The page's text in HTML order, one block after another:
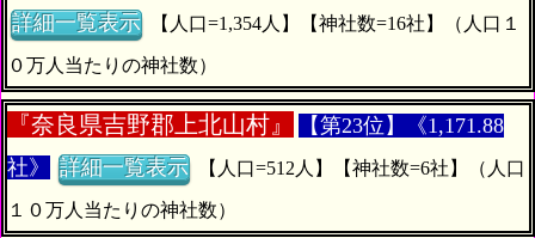
詳細一覧表示
０万人当たりの神社数）
『奈良県吉野郡上北山村』
【第23位】《1,171.88
社》
詳細一覧表示
１０万人当たりの神社数）